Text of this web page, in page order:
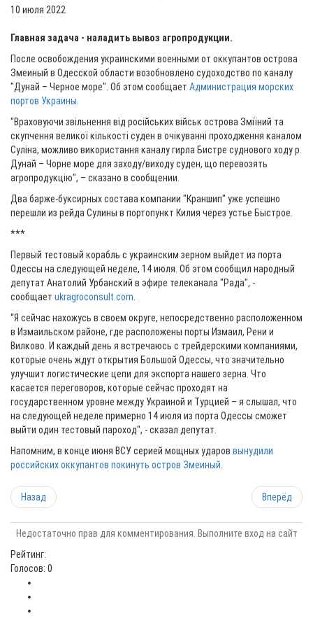
10 июля 2022
Главная задача - наладить вывоз агропродукции.
После освобождения украинскими военными от оккупантов острова
Змеиный в Одесской области возобновлено судоходство по каналу
"Дунай – Черное море". Об этом сообщает Администрация морских
портов Украины
"Враховуючи звільнення від російських військ острова Зміїний та
скупчення великої кількості суден в очікуванні проходження каналом
Суліна, можливо використання каналу гирла Бистре суднового ходу р.
Дунай – Чорне море для заходу/виходу суден, що перевозять
агропродукцію", – сказано в сообщении.
Два барже-буксирных состава компании "Краншип" уже успешно
перешли из рейда Сулины в портопункт Килия через устье Быстрое.
***
Первый тестовый корабль с украинским зерном выйдет из порта
Одессы на следующей неделе, 14 июля. Об этом сообщил народный
депутат Анатолий Урбанский в эфире телеканала "Рада", -
сообщает ukragroconsult.com
“Я сейчас нахожусь в своем округе, непосредственно расположенном
в Измаильском районе, где расположены порты Измаил, Рени и
Вилково. И каждый день я встречаюсь с трейдерскими компаниями,
которые очень ждут открытия Большой Одессы, что значительно
улучшит логистические цепи для экспорта нашего зерна. Что
касается переговоров, которые сейчас проходят на
государственном уровне между Украиной и Турцией – я слышал, что
на следующей неделе примерно 14 июля из порта Одессы сможет
выйти один тестовый пароход", - сказал депутат.
Напомним, в конце июня ВСУ серией мощных ударов вынудили
российских оккупантов покинуть остров Змеиный
Назад Вперёд
Недостаточно прав для комментирования. Выполните вход на сайт
Рейтинг:
Голосов: 0